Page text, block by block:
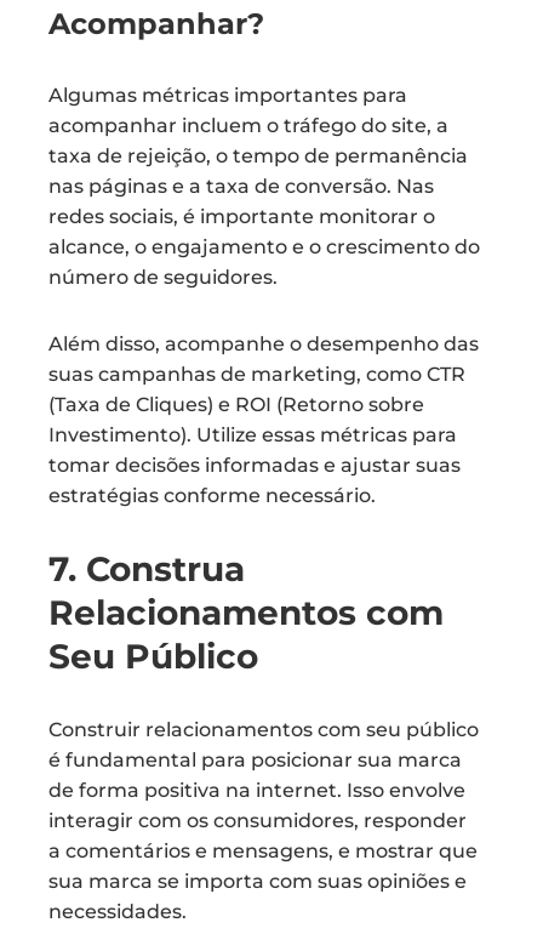
Acompanhar?
Algumas métricas importantes para
acompanhar incluem o tráfego do site, a
taxa de rejeição, o tempo de permanência
nas páginas e a taxa de conversão. Nas
redes sociais, é importante monitorar o
alcance, o engajamento e o crescimento do
número de seguidores.
Além disso, acompanhe o desempenho das
suas campanhas de marketing, como CTR
(Taxa de Cliques) e ROI (Retorno sobre
Investimento). Utilize essas métricas para
tomar decisões informadas e ajustar suas
estratégias conforme necessário.
7. Construa
Relacionamentos com
Seu Público
Construir relacionamentos com seu público
é fundamental para posicionar sua marca
de forma positiva na internet. Isso envolve
interagir com os consumidores, responder
a comentários e mensagens, e mostrar que
sua marca se importa com suas opiniões e
necessidades.